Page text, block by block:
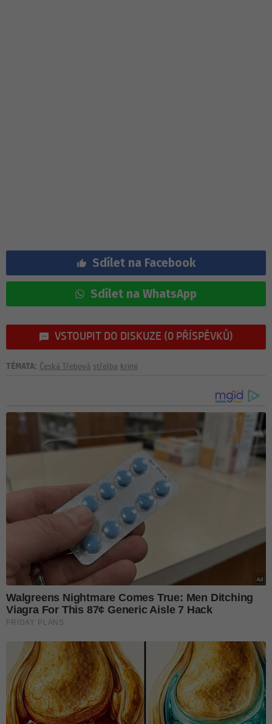
Sdílet na Facebook
Sdílet na WhatsApp
VSTOUPIT DO DISKUZE (0 PŘÍSPĚVKŮ)
TÉMATA: Česká Třebová střelba krimi